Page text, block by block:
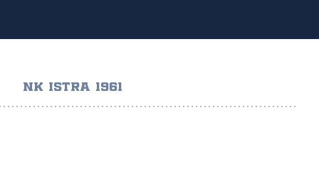
NK ISTRA 1961